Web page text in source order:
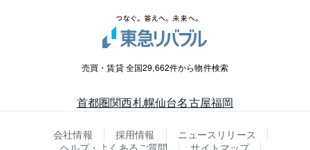
売買・賃貸 全国29,662件から物件検索
首都圏関西札幌仙台名古屋福岡
会社情報 採用情報
ニュースリリース
ヘルプ・よくあるご質問
サイトマップ